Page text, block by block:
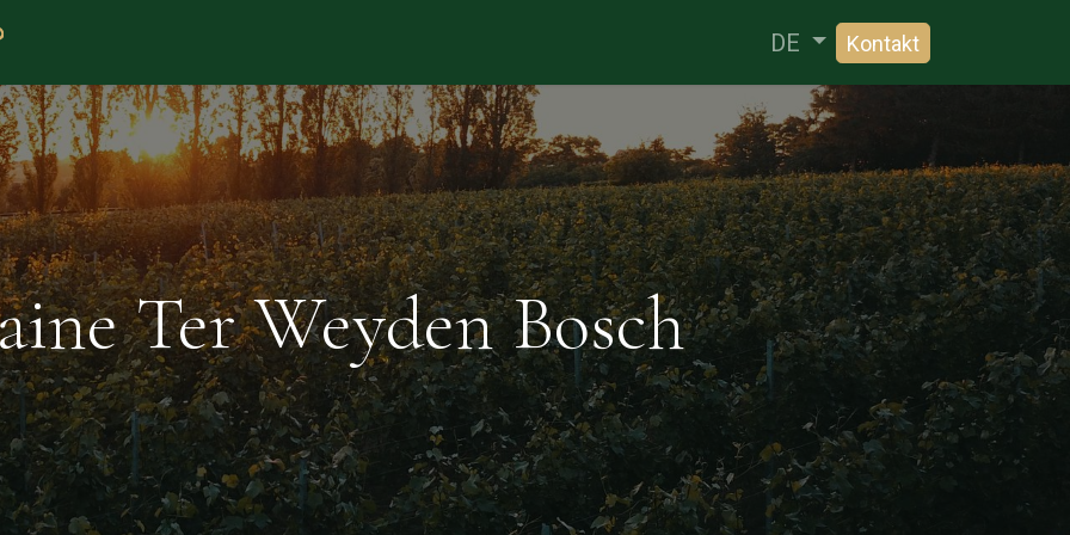
Neuigkeiten & Events
DE Kontakt
Ter Weyden Bosch